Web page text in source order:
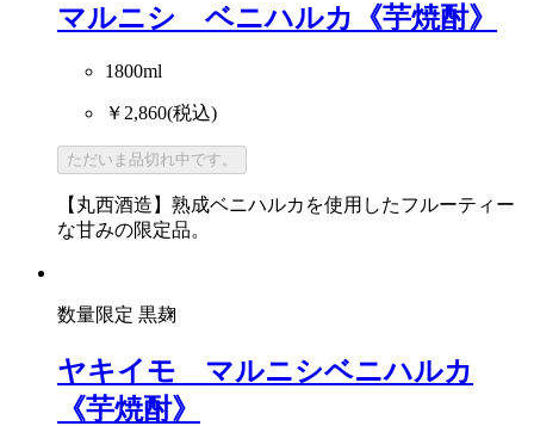
マルニシ ベニハルカ《芋焼酎》
1800ml
￥2,860(税込)
ただいま品切れ中です。
【丸西酒造】熟成ベニハルカを使用したフルーティー
な甘みの限定品。
数量限定 黒麹
ヤキイモ マルニシベニハルカ
《芋焼酎》